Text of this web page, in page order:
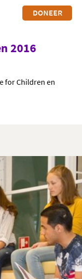
DONEER
2016
for Children en